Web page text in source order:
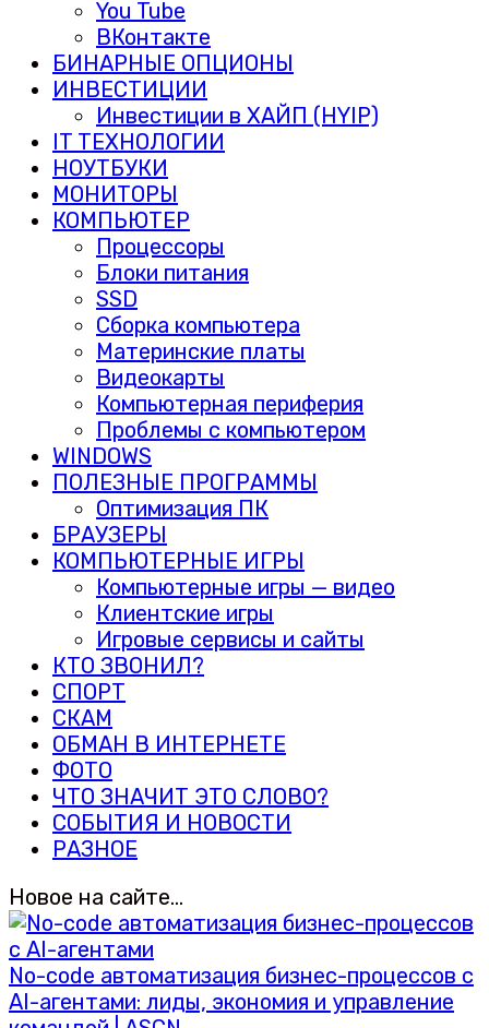
You Tube
ВКонтакте
БИНАРНЫЕ ОПЦИОНЫ
ИНВЕСТИЦИИ
Инвестиции в ХАЙП (HYIP)
IT ТЕХНОЛОГИИ
НОУТБУКИ
МОНИТОРЫ
КОМПЬЮТЕР
Процессоры
Блоки питания
SSD
Сборка компьютера
Материнские платы
Видеокарты
Компьютерная периферия
Проблемы с компьютером
WINDOWS
ПОЛЕЗНЫЕ ПРОГРАММЫ
Оптимизация ПК
БРАУЗЕРЫ
КОМПЬЮТЕРНЫЕ ИГРЫ
Компьютерные игры — видео
Клиентские игры
Игровые сервисы и сайты
КТО ЗВОНИЛ?
СПОРТ
СКАМ
ОБМАН В ИНТЕРНЕТЕ
ФОТО
ЧТО ЗНАЧИТ ЭТО СЛОВО?
СОБЫТИЯ И НОВОСТИ
РАЗНОЕ
Новое на сайте…
No-code автоматизация бизнес-процессов с
AI-агентами: лиды, экономия и управление